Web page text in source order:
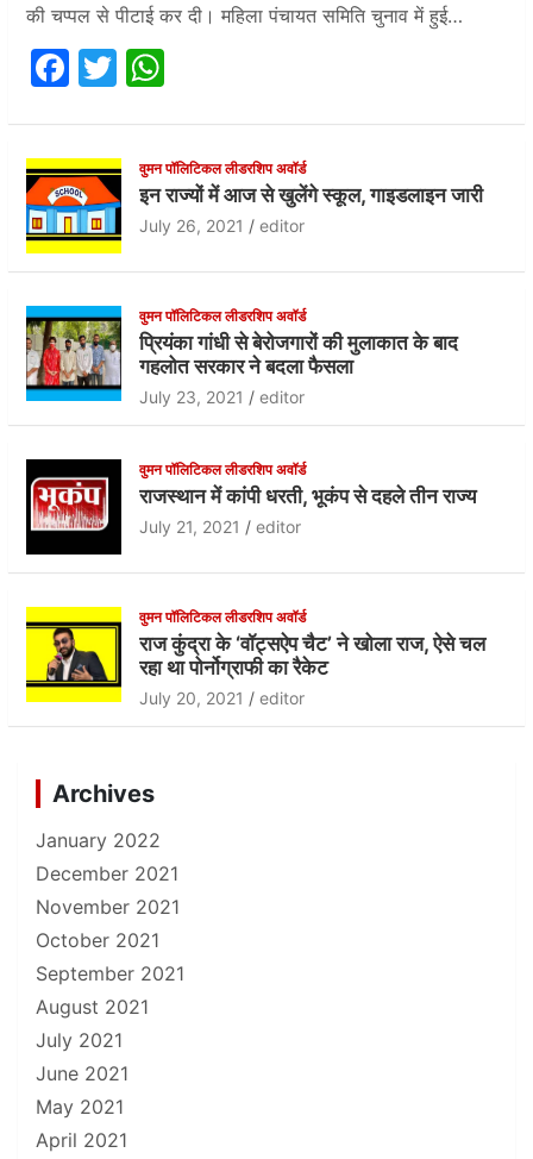
की चप्पल से पीटाई कर दी। महिला पंचायत समिति चुनाव में हुई…
F
e
b
o
o
k
T
er s
A
वुमन पॉलिटिकल लीडरशिप अवॉर्ड
इन राज्यों में आज से खुलेंगे स्कूल, गाइडलाइन जारी
July 26, 2021 editor
वुमन पॉलिटिकल लीडरशिप अवॉर्ड
प्रियंका गांधी से बेरोजगारों की मुलाकात के बाद
गहलोत सरकार ने बदला फैसला
July 23, 2021 editor
वुमन पॉलिटिकल लीडरशिप अवॉर्ड
राजस्थान में कांपी धरती, भूकंप से दहले तीन राज्य
July 21, 2021 editor
वुमन पॉलिटिकल लीडरशिप अवॉर्ड
राज कुंद्रा के ‘वॉट्सऐप चैट’ ने खोला राज, ऐसे चल
रहा था पोर्नोग्राफी का रैकेट
July 20, 2021 editor
Archives
January 2022
December 2021
November 2021
October 2021
September 2021
August 2021
July 2021
June 2021
May 2021
April 2021